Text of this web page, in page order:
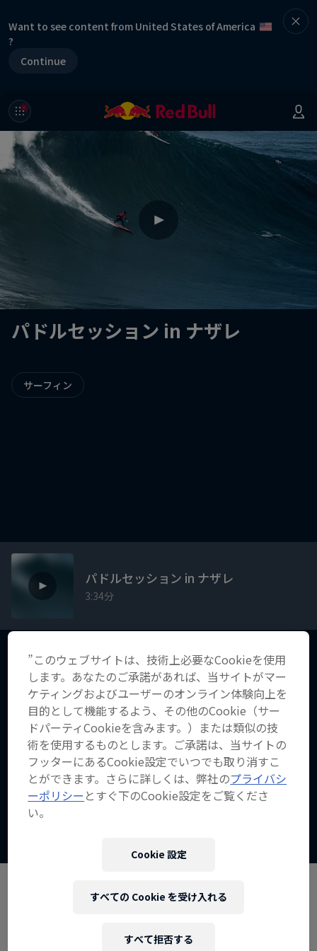
Want to see content from United States of America
?
Continue
パドルセッション in ナザレ
サーフィン
パドルセッション in ナザレ
3:34分
モリー・ピクラム：What it Takes
15:25分
パイプラインの魅力
4:27分
フィルム&ドキュメンタリー
作品名【インフレクション・ポ
波乗りの猛者たちが競い合う
”このウェブサイトは、技術上必要なCookieを使用
します。あなたのご承諾があれば、当サイトがマー
ケティングおよびユーザーのオンライン体験向上を
目的として機能するよう、その他のCookie（サー
ドパーティCookieを含みます。）または類似の技
術を使用するものとします。ご承諾は、当サイトの
フッターにあるCookie設定でいつでも取り消すこ
とができます。さらに詳しくは、弊社のプライバシ
ーポリシー とすぐ下のCookie設定をご覧くださ
い。
Cookie 設定
すべて拒否する
すべての Cookie を受け入れる